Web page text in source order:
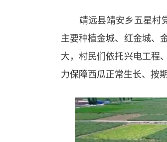
靖远县靖安乡五星村党
主要种植金城、红金城、
大，村民们依托兴电工程
力保障西瓜正常生长、按